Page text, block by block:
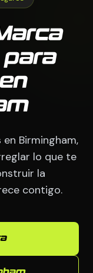
Birmingham,
lo que te
la
contigo.